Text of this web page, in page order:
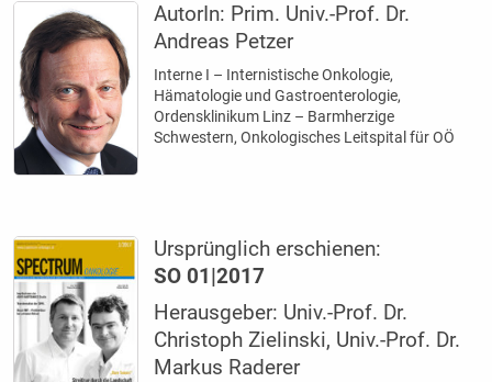
AutorIn: Prim. Univ.-Prof. Dr.
Andreas Petzer
Interne I – Internistische Onkologie,
Hämatologie und Gastroenterologie,
Ordensklinikum Linz – Barmherzige
Schwestern, Onkologisches Leitspital für OÖ
Ursprünglich erschienen:
SO 01|2017
Herausgeber: Univ.-Prof. Dr.
Christoph Zielinski, Univ.-Prof. Dr.
Markus Raderer